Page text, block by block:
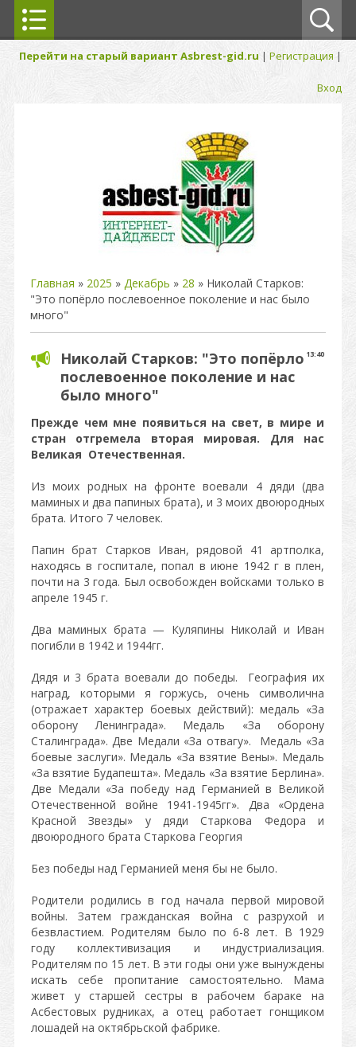
Перейти на старый вариант Asbrest-gid.ru | Регистрация |
Вход
Главная » 2025 » Декабрь » 28 » Николай Старков:
"Это попёрло послевоенное поколение и нас было
много"
13:40
Николай Старков: "Это попёрло
послевоенное поколение и нас
было много"
Прежде чем мне появиться на свет, в мире и
стран отгремела вторая мировая. Для нас
Великая Отечественная.
Из моих родных на фронте воевали 4 дяди (два
маминых и два папиных брата), и 3 моих двоюродных
брата. Итого 7 человек.
Папин брат Старков Иван, рядовой 41 артполка,
находясь в госпитале, попал в июне 1942 г в плен,
почти на 3 года. Был освобожден войсками только в
апреле 1945 г.
Два маминых брата — Куляпины Николай и Иван
погибли в 1942 и 1944гг.
Дядя и 3 брата воевали до победы. География их
наград, которыми я горжусь, очень символична
(отражает характер боевых действий): медаль «За
оборону Ленинграда». Медаль «За оборону
Сталинграда». Две Медали «За отвагу». Медаль «За
боевые заслуги». Медаль «За взятие Вены». Медаль
«За взятие Будапешта». Медаль «За взятие Берлина».
Две Медали «За победу над Германией в Великой
Отечественной войне 1941-1945гг». Два «Ордена
Красной Звезды» у дяди Старкова Федора и
двоюродного брата Старкова Георгия
Без победы над Германией меня бы не было.
Родители родились в год начала первой мировой
войны. Затем гражданская война с разрухой и
безвластием. Родителям было по 6-8 лет. В 1929
году коллективизация и индустриализация.
Родителям по 15 лет. В эти годы они уже вынуждены
искать себе пропитание самостоятельно. Мама
живет у старшей сестры в рабочем бараке на
Асбестовых рудниках, а отец работает гонщиком
лошадей на октябрьской фабрике.